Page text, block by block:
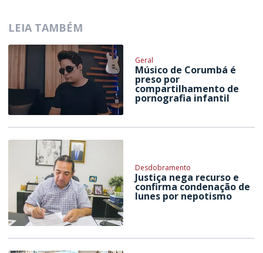
LEIA TAMBÉM
Geral
Músico de Corumbá é
preso por
compartilhamento de
pornografia infantil
Desdobramento
Justiça nega recurso e
confirma condenação de
Iunes por nepotismo